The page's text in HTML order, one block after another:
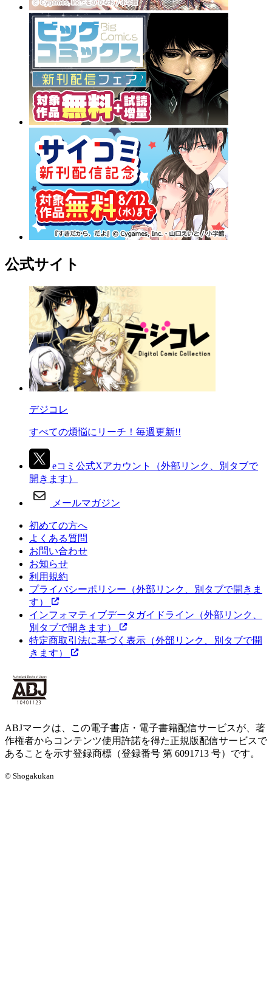
公式サイト
デジコレ
すべての煩悩にリーチ！毎週更新!!
eコミ公式Xアカウント
（外部リンク、別タブで
開きます）
メールマガジン
初めての方へ
よくある質問
お問い合わせ
お知らせ
利用規約
プライバシーポリシー （外部リンク、別タブで開きま
す）
インフォマティブデータガイドライン （外部リンク、
別タブで開きます）
特定商取引法に基づく表示 （外部リンク、別タブで開
きます）
ABJマークは、この電子書店・電子書籍配信サービスが、著
作権者からコンテンツ使用許諾を得た正規版配信サービスで
あることを示す登録商標（登録番号 第 6091713 号）です。
© Shogakukan